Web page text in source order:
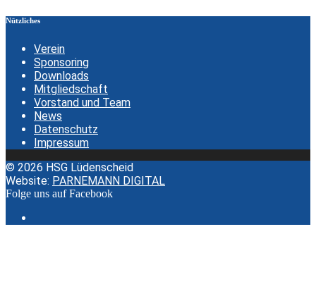
Nützliches
Verein
Sponsoring
Downloads
Mitgliedschaft
Vorstand und Team
News
Datenschutz
Impressum
© 2026 HSG Lüdenscheid
Website: PARNEMANN DIGITAL
Folge uns auf Facebook